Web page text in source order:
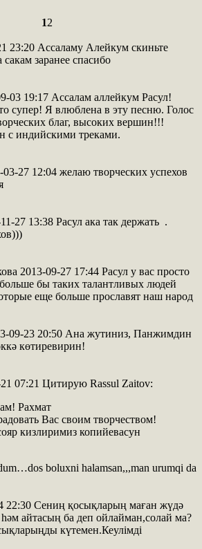
12
23:20 Ассаламу Алейкум скиньте
заранее спасибо
03 19:17 Ассалам аллейкум Расул!
супер! Я влюблена в эту песню. Голос
благ, высоких вершин!!!
с индийскими треками.
03-27 12:04 желаю творческих успехов
27 13:38 Расул ака так держать .
2013-09-27 17:44 Расул у вас просто
бы таких талантливых людей
еще больше прославят наш народ
09-23 20:50 Ана жутиниз, Панжимдин
көтиревирин!
07:21 Цитирую Rassul Zaitov:
Рахмат
Вас своим творчеством!
кизлиримиз копийевасун
boluxni halamsan,,,man urumqi da
22:30 Сениң қосықларың маған жүдә
айтасың ба деп ойлайман,солай ма?
күтемен.Кеулімді